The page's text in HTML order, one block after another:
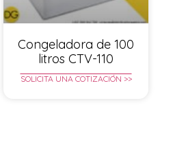
Congeladora de 100
litros CTV-110
SOLICITA UNA COTIZACIÓN >>